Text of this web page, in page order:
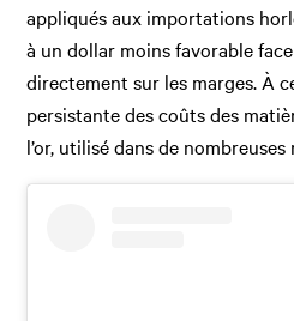
appliqués aux importations
à un dollar moins favorable
directement sur les marges. À
persistante des coûts des
l’or, utilisé dans de